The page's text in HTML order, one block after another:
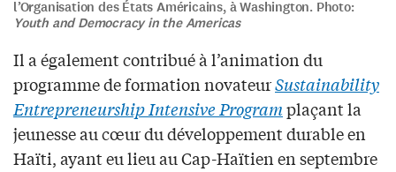
l’Organisation des États Américains, à Washington. Photo:
Youth and Democracy in the Americas
Il a également contribué à l’animation du
programme de formation novateurSustainability
Entrepreneurship Intensive Programplaçant la
jeunesse au cœur du développement durable en
Haïti, ayant eu lieu au Cap-Haïtien en septembre